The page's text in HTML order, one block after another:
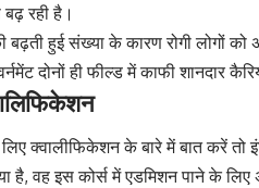
रही है।
हुई संख्या के कारण रोगी लोगों
दोनों ही फील्ड में काफी शानदार
क्वालीफिकेशन के बारे में बात करें
वह इस कोर्स में एडमिशन पाने के